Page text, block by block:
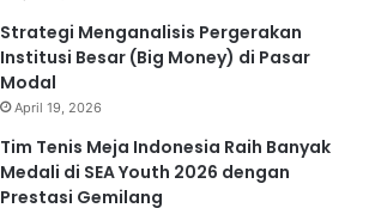
Strategi Menganalisis Pergerakan
Institusi Besar (Big Money) di Pasar
Modal
April 19, 2026
Tim Tenis Meja Indonesia Raih Banyak
Medali di SEA Youth 2026 dengan
Prestasi Gemilang